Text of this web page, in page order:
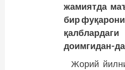
жамиятда
бир
доимгидан-
Жорий